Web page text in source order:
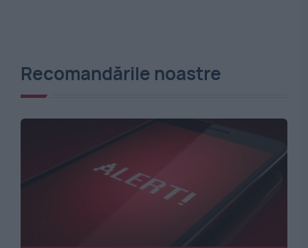
Recomandările noastre